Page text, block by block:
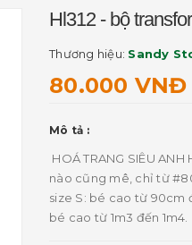
Hl312 - bộ
Thương hiệu: Sandy
80.000 VNĐ
Mô tả :
HOÁ TRANG SIÊU
nào cũng mê, chỉ từ
size S: bé cao từ 90cm
bé cao từ 1m3 đến